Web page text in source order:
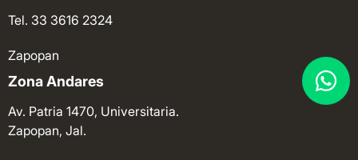
Tel. 33 3616 2324
Zapopan
Zona Andares
Av. Patria 1470, Universitaria.
Zapopan, Jal.